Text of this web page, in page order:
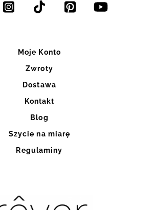
Moje Konto
Zwroty
Dostawa
Kontakt
Blog
Szycie na miarę
Regulaminy